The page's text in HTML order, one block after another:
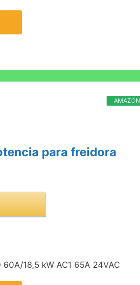
AMAZON
para freidora
18,5 kW AC1 65A 24VAC